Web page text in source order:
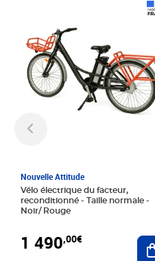
Nouvelle Attitude
Vélo électrique du facteur,
reconditionné - Taille normale -
Noir/ Rouge
1 490,00€